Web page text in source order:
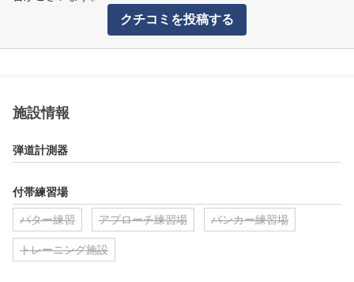
クチコミを投稿する
施設情報
弾道計測器
付帯練習場
パター練習 アプローチ練習場 バンカー練習場
トレーニング施設